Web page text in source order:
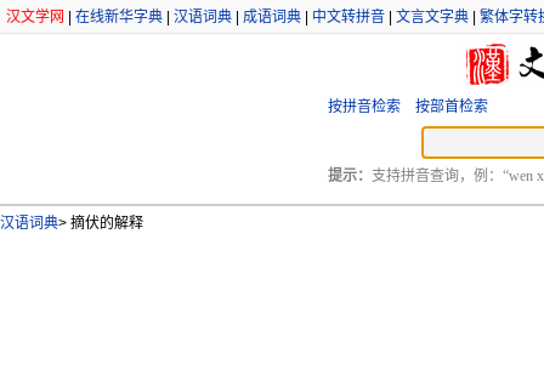
汉文学网 在线新华字典 汉语词典 成语词典 中文转拼音 文言文字典 繁体字转
按拼音检索 按部首检索
提示： 支持拼音查询，例：“wen
汉语词典> 摘伏的解释